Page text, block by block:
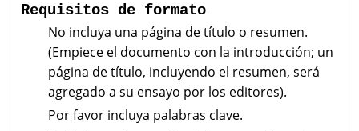
Requisitos de formato
No incluya una página de título o resumen.
(Empiece el documento con la introducción; un
página de título, incluyendo el resumen, será
agregado a su ensayo por los editores).
Por favor incluya palabras clave.